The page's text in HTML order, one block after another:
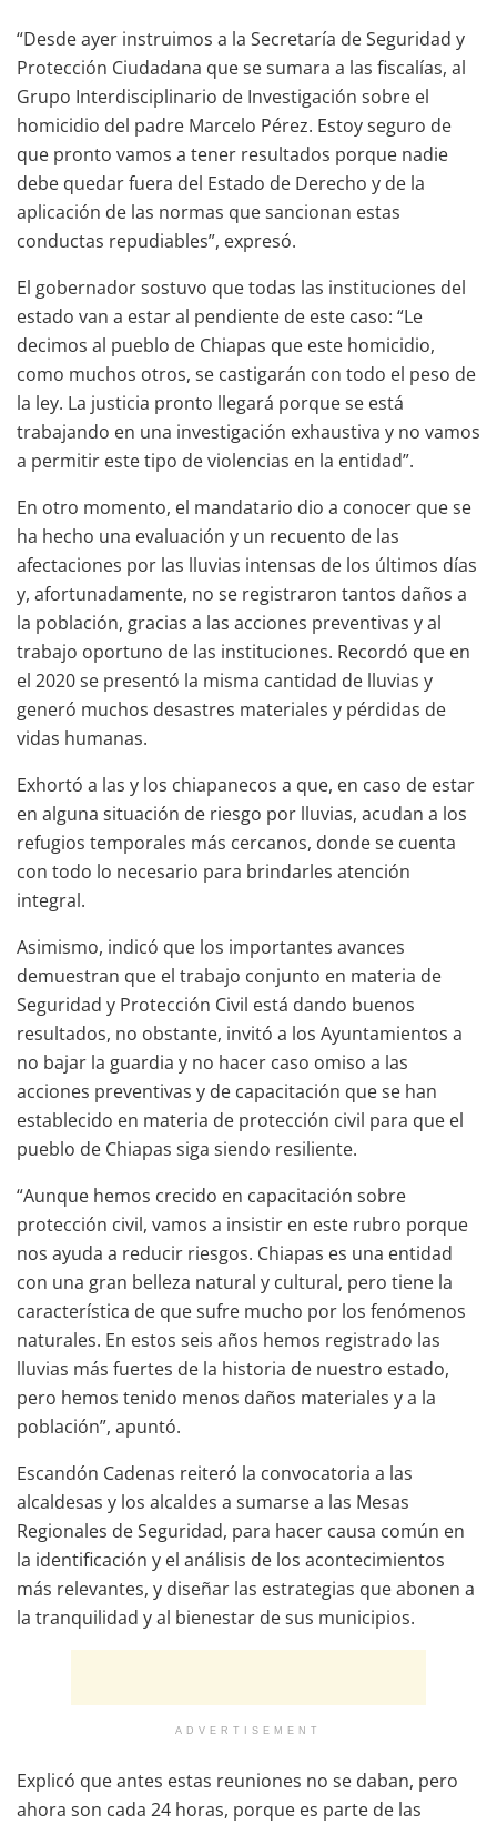
“Desde ayer instruimos a la Secretaría de Seguridad y
Protección Ciudadana que se sumara a las fiscalías, al
Grupo Interdisciplinario de Investigación sobre el
homicidio del padre Marcelo Pérez. Estoy seguro de
que pronto vamos a tener resultados porque nadie
debe quedar fuera del Estado de Derecho y de la
aplicación de las normas que sancionan estas
conductas repudiables”, expresó.
El gobernador sostuvo que todas las instituciones del
estado van a estar al pendiente de este caso: “Le
decimos al pueblo de Chiapas que este homicidio,
como muchos otros, se castigarán con todo el peso de
la ley. La justicia pronto llegará porque se está
trabajando en una investigación exhaustiva y no vamos
a permitir este tipo de violencias en la entidad”.
En otro momento, el mandatario dio a conocer que se
ha hecho una evaluación y un recuento de las
afectaciones por las lluvias intensas de los últimos días
y, afortunadamente, no se registraron tantos daños a
la población, gracias a las acciones preventivas y al
trabajo oportuno de las instituciones. Recordó que en
el 2020 se presentó la misma cantidad de lluvias y
generó muchos desastres materiales y pérdidas de
vidas humanas.
Exhortó a las y los chiapanecos a que, en caso de estar
en alguna situación de riesgo por lluvias, acudan a los
refugios temporales más cercanos, donde se cuenta
con todo lo necesario para brindarles atención
integral.
Asimismo, indicó que los importantes avances
demuestran que el trabajo conjunto en materia de
Seguridad y Protección Civil está dando buenos
resultados, no obstante, invitó a los Ayuntamientos a
no bajar la guardia y no hacer caso omiso a las
acciones preventivas y de capacitación que se han
establecido en materia de protección civil para que el
pueblo de Chiapas siga siendo resiliente.
“Aunque hemos crecido en capacitación sobre
protección civil, vamos a insistir en este rubro porque
nos ayuda a reducir riesgos. Chiapas es una entidad
con una gran belleza natural y cultural, pero tiene la
característica de que sufre mucho por los fenómenos
naturales. En estos seis años hemos registrado las
lluvias más fuertes de la historia de nuestro estado,
pero hemos tenido menos daños materiales y a la
población”, apuntó.
Escandón Cadenas reiteró la convocatoria a las
alcaldesas y los alcaldes a sumarse a las Mesas
Regionales de Seguridad, para hacer causa común en
la identificación y el análisis de los acontecimientos
más relevantes, y diseñar las estrategias que abonen a
la tranquilidad y al bienestar de sus municipios.
ADVERTISEMENT
Explicó que antes estas reuniones no se daban, pero
ahora son cada 24 horas, porque es parte de las